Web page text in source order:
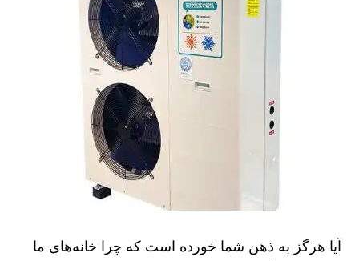
آیا هرگز به ذهن شما خورده است که چرا خانه‌های ما